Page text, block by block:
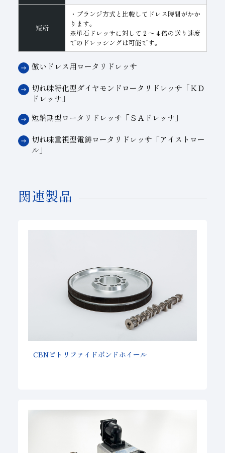
短所
・プランジ方式と比較してドレス時間がかか
ります。
※単石ドレッサに対して２～４倍の送り速度
でのドレッシングは可能です。
倣いドレス用ロータリドレッサ
切れ味特化型ダイヤモンドロータリドレッサ「ＫＤ
ドレッサ」
短納期型ロータリドレッサ「ＳＡドレッサ」
切れ味重視型電鋳ロータリドレッサ「アイストロー
ル」
関連製品
CBNビトリファイドボンドホイール